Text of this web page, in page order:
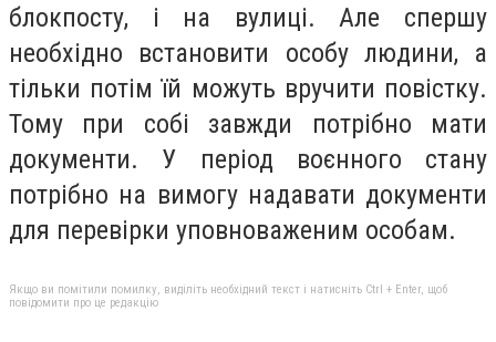
блокпосту, і на вулиці. Але спершу
необхідно встановити особу людини, а
тільки потім їй можуть вручити повістку.
Тому при собі завжди потрібно мати
документи. У період воєнного стану
потрібно на вимогу надавати документи
для перевірки уповноваженим особам.
Якщо ви помітили помилку, виділіть необхідний текст і натисніть Ctrl + Enter, щоб
повідомити про це редакцію